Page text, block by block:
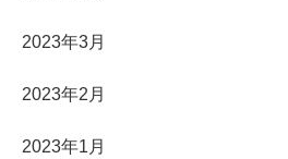
2023年3月
2023年2月
2023年1月